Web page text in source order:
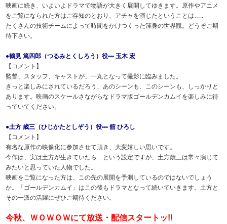
映画に続き、いよいよドラマで物語が大きく展開してゆきます。原作やアニメ
をご覧になられた方はご存知のとおり、アチャを演じたということは…..
たくさんの技術チームによって時間をかけつくった渾身の世界観。どうぞご期
待下さい。
●鶴見 篤四郎（つるみとくしろう）役••• 玉木 宏
【コメント】
監督、スタッフ、キャストが、一丸となって撮影に臨みました。
きっと楽しみにされているだろう、あのシーンも、このシーンも、しっかりと
あります。映画のスケールさながらなドラマ版ゴールデンカムイを楽しみに待
っていてください。
●土方 歳三（ひじかたとしぞう）役••• 舘 ひろし
【コメント】
有名な原作の映像化に参加させて頂き、大変嬉しい思いです。
今作は、実は土方が生きていたら…という設定ですが、土方歳三は常々演じて
みたいと思っていた人物でした。
映画をご覧になった方は、この先の展開を予測しているのではないでしょう
か。「ゴールデンカムイ」はこの後もドラマとなって続いていきます。土方と
その一派の活躍にぜひご期待ください。
今秋、ＷＯＷＯＷにて放送・配信スタートッ!!